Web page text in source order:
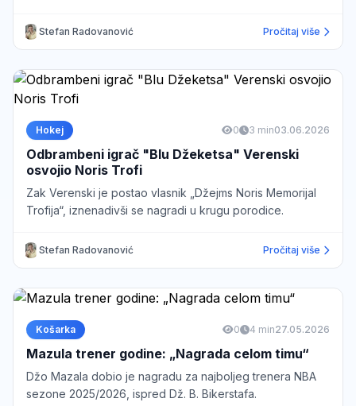
Stefan Radovanović Pročitaj više
Hokej 0 3 min03.06.2026
Odbrambeni igrač "Blu Džeketsa" Verenski
osvojio Noris Trofi
Zak Verenski je postao vlasnik „Džejms Noris Memorijal
Trofija“, iznenadivši se nagradi u krugu porodice.
Stefan Radovanović Pročitaj više
Košarka 0 4 min27.05.2026
Mazula trener godine: „Nagrada celom timu“
Džo Mazala dobio je nagradu za najboljeg trenera NBA
sezone 2025/2026, ispred Dž. B. Bikerstafa.